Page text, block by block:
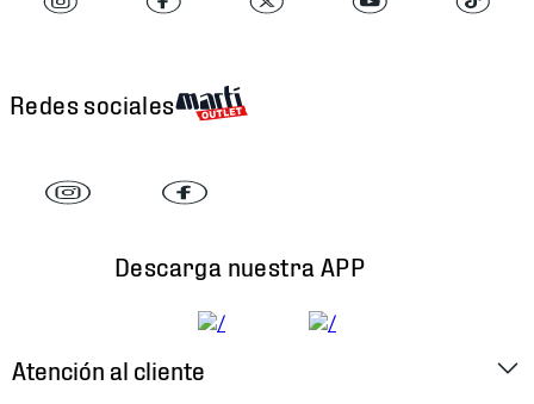
Redes sociales
Descarga nuestra APP
Atención al cliente